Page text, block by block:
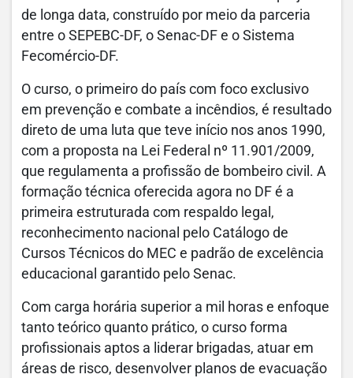
de longa data, construído por meio da parceria
entre o SEPEBC-DF, o Senac-DF e o Sistema
Fecomércio-DF.
O curso, o primeiro do país com foco exclusivo
em prevenção e combate a incêndios, é resultado
direto de uma luta que teve início nos anos 1990,
com a proposta na Lei Federal nº 11.901/2009,
que regulamenta a profissão de bombeiro civil. A
formação técnica oferecida agora no DF é a
primeira estruturada com respaldo legal,
reconhecimento nacional pelo Catálogo de
Cursos Técnicos do MEC e padrão de excelência
educacional garantido pelo Senac.
Com carga horária superior a mil horas e enfoque
tanto teórico quanto prático, o curso forma
profissionais aptos a liderar brigadas, atuar em
áreas de risco, desenvolver planos de evacuação